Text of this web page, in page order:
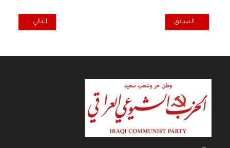
المقال السابق: الجهود الدولية والتضحيات الشعبية لإقرار حقوق
السابق المقال التالي:
التالي